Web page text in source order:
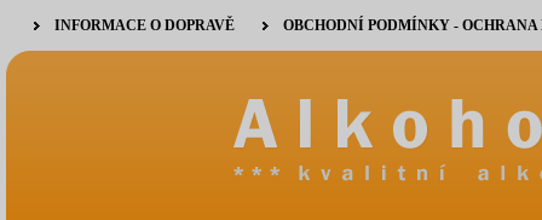
INFORMACE O DOPRAVĚ OBCHODNÍ PODMÍNKY -